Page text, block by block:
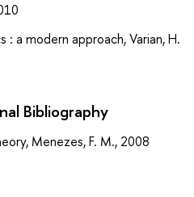
a modern approach, Varian, H.
Bibliography
Menezes, F. M., 2008